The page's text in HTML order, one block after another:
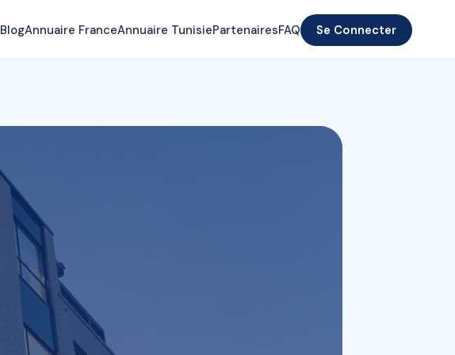
BlogAnnuaire FranceAnnuaire TunisiePartenairesFAQ Se Connecter